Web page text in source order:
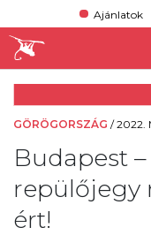
Ajánlatok
GÖRÖGORSZÁG /2022.
Budapest
repülőjegy
ért!